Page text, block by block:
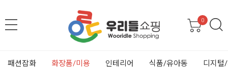
0
패션잡화 화장품/미용 인테리어 식품/유아동 디지털